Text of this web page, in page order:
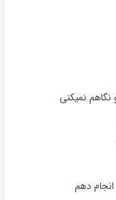
نمیکنی
دهم